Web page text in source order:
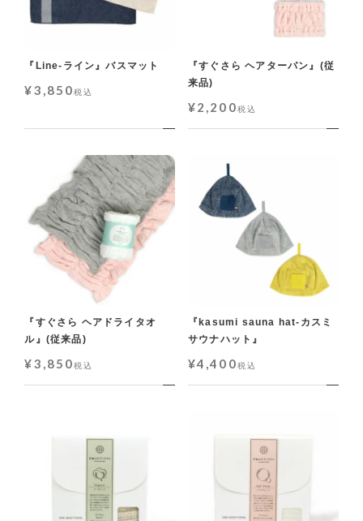
『Line-ライン』バスマット
¥3,850税込
『すぐさら ヘアターバン』(従
来品)
¥2,200税込
『すぐさら ヘアドライタオ
ル』(従来品)
¥3,850税込
『kasumi sauna hat-カスミ
サウナハット』
¥4,400税込